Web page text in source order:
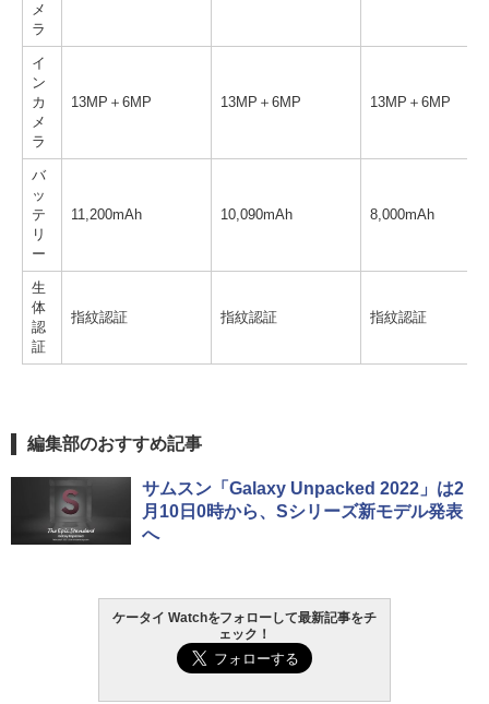
メ
ラ
イ
ン
カ
メ
ラ
13MP＋6MP 13MP＋6MP 13MP＋6MP
バ
ッ
テ
リ
ー
11,200mAh 10,090mAh 8,000mAh
生
体
認
証
指紋認証 指紋認証 指紋認証
編集部のおすすめ記事
サムスン「Galaxy Unpacked 2022」は2
月10日0時から、Sシリーズ新モデル発表
へ
ケータイ Watchをフォローして最新記事をチ
ェック！